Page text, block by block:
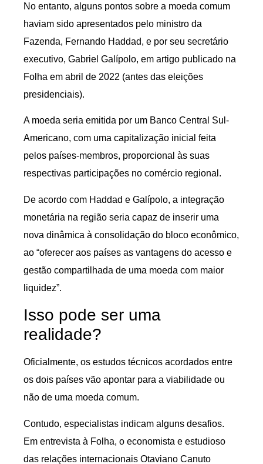
No entanto, alguns pontos sobre a moeda comum
haviam sido apresentados pelo ministro da
Fazenda, Fernando Haddad, e por seu secretário
executivo, Gabriel Galípolo, em artigo publicado na
Folha em abril de 2022 (antes das eleições
presidenciais).
A moeda seria emitida por um Banco Central Sul-
Americano, com uma capitalização inicial feita
pelos países-membros, proporcional às suas
respectivas participações no comércio regional.
De acordo com Haddad e Galípolo, a integração
monetária na região seria capaz de inserir uma
nova dinâmica à consolidação do bloco econômico,
ao “oferecer aos países as vantagens do acesso e
gestão compartilhada de uma moeda com maior
liquidez”.
Isso pode ser uma
realidade?
Oficialmente, os estudos técnicos acordados entre
os dois países vão apontar para a viabilidade ou
não de uma moeda comum.
Contudo, especialistas indicam alguns desafios.
Em entrevista à Folha, o economista e estudioso
das relações internacionais Otaviano Canuto